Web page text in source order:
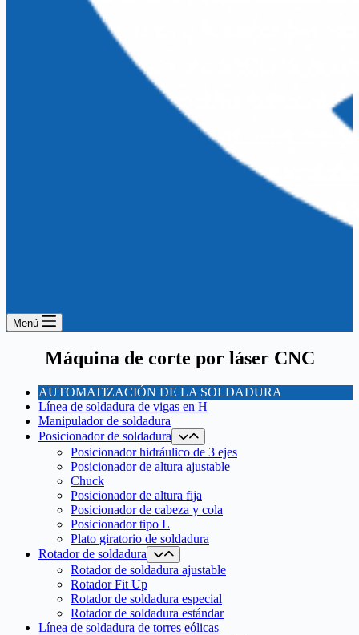
Menú
Máquina de corte por láser CNC
AUTOMATIZACIÓN DE LA SOLDADURA
Línea de soldadura de vigas en H
Manipulador de soldadura
Posicionador de soldadura
Posicionador hidráulico de 3 ejes
Posicionador de altura ajustable
Chuck
Posicionador de altura fija
Posicionador de cabeza y cola
Posicionador tipo L
Plato giratorio de soldadura
Rotador de soldadura
Rotador de soldadura ajustable
Rotador Fit Up
Rotador de soldadura especial
Rotador de soldadura estándar
Línea de soldadura de torres eólicas